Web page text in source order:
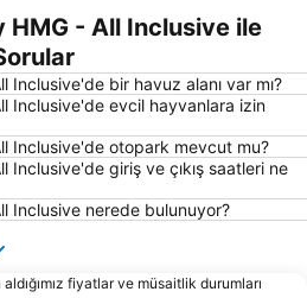
Old Town
Chernomorets
Vetren
Bridge of Burgas
North Beach
Jujen plaj
Plaj Sveti Vlas
HMG - All Inclusive ile
Inclusive'de bir havuz alanı var mı?
Inclusive'de evcil hayvanlara izin
Inclusive'de otopark mevcut mu?
Inclusive'de giriş ve çıkış saatleri ne
Inclusive nerede bulunuyor?
fiyatlar ve müsaitlik durumları